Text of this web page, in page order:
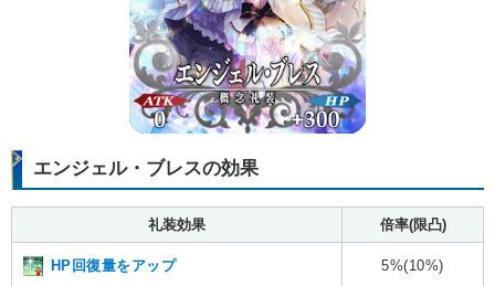
エンジェル・ブレスの効果
礼装効果 倍率(限凸)
HP回復量をアップ 5%(10%)